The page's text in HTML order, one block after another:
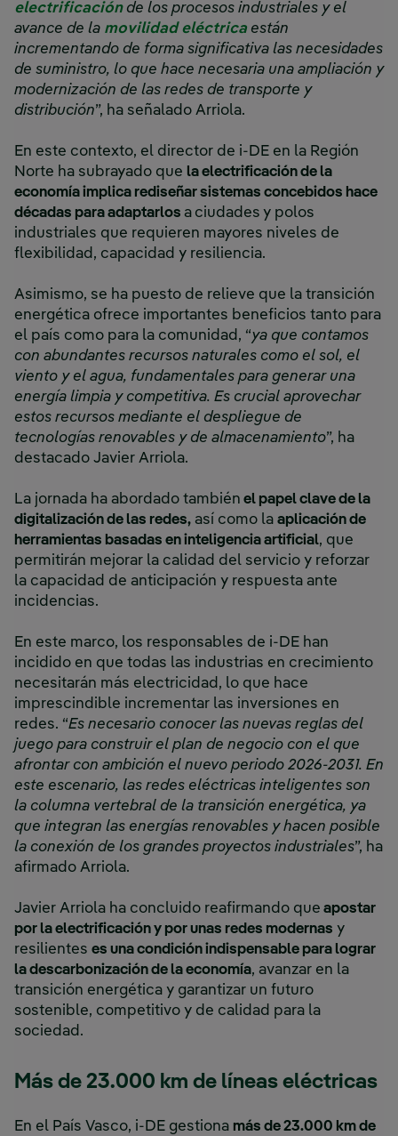
electrificaciónde los procesos industriales y el
avance de la movilidad eléctrica están
incrementando de forma significativa las necesidades
de suministro, lo que hace necesaria una ampliación y
modernización de las redes de transporte y
distribución”, ha señalado Arriola.
En este contexto, el director de i-DE en la Región
Norte ha subrayado que la electrificación de la
economía implica rediseñar sistemas concebidos hace
décadas para adaptarlos a ciudades y polos
industriales que requieren mayores niveles de
flexibilidad, capacidad y resiliencia.
Asimismo, se ha puesto de relieve que la transición
energética ofrece importantes beneficios tanto para
el país como para la comunidad, “ya que contamos
con abundantes recursos naturales como el sol, el
viento y el agua, fundamentales para generar una
energía limpia y competitiva. Es crucial aprovechar
estos recursos mediante el despliegue de
tecnologías renovables y de almacenamiento”, ha
destacado Javier Arriola.
La jornada ha abordado también el papel clave de la
digitalización de las redes, así como la aplicación de
herramientas basadas en inteligencia artificial, que
permitirán mejorar la calidad del servicio y reforzar
la capacidad de anticipación y respuesta ante
incidencias.
En este marco, los responsables de i-DE han
incidido en que todas las industrias en crecimiento
necesitarán más electricidad, lo que hace
imprescindible incrementar las inversiones en
redes. “Es necesario conocer las nuevas reglas del
juego para construir el plan de negocio con el que
afrontar con ambición el nuevo periodo 2026-2031. En
este escenario, las redes eléctricas inteligentes son
la columna vertebral de la transición energética, ya
que integran las energías renovables y hacen posible
la conexión de los grandes proyectos industriales”, ha
afirmado Arriola.
Javier Arriola ha concluido reafirmando que apostar
por la electrificación y por unas redes modernas y
resilientes es una condición indispensable para lograr
la descarbonización de la economía, avanzar en la
transición energética y garantizar un futuro
sostenible, competitivo y de calidad para la
sociedad.
Más de 23.000 km de líneas eléctricas
En el País Vasco, i-DE gestiona más de 23.000 km de